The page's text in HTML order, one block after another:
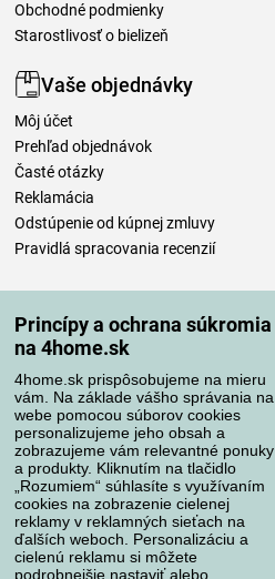
Princípy a ochrana súkromia
na 4home.sk
4home.sk prispôsobujeme na mieru
vám. Na základe vášho správania na
webe pomocou súborov cookies
personalizujeme jeho obsah a
zobrazujeme vám relevantné ponuky
a produkty. Kliknutím na tlačidlo
„Rozumiem“ súhlasíte s využívaním
cookies na zobrazenie cielenej
reklamy v reklamných sieťach na
ďalších weboch. Personalizáciu a
cielenú reklamu si môžete
podrobnejšie nastaviť alebo
Obchodné podmienky
Starostlivosť o bielizeň
Vaše objednávky
Môj účet
Prehľad objednávok
Časté otázky
Reklamácia
Odstúpenie od kúpnej zmluvy
Pravidlá spracovania recenzií
Spôsoby platby
Spoľahlivý obchod